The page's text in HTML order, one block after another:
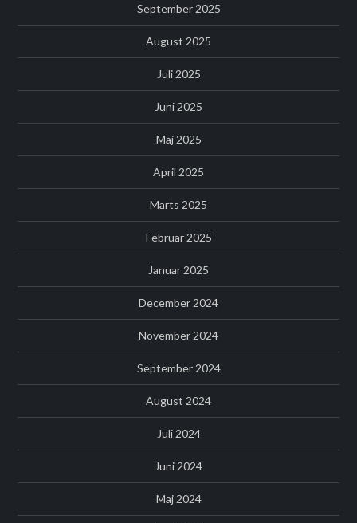
September 2025
August 2025
Juli 2025
Juni 2025
Maj 2025
April 2025
Marts 2025
Februar 2025
Januar 2025
December 2024
November 2024
September 2024
August 2024
Juli 2024
Juni 2024
Maj 2024